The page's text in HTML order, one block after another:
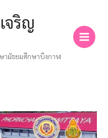
จริญ
ามัธยมศึกษาบึงกาฬ